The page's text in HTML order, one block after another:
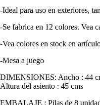
-Ideal para uso en exteriores,
-Se fabrica en 12 colores. Vea
-Vea colores en stock en
-Mesa a juego
DIMENSIONES: Ancho : 44
Altura del asiento : 45 cms
EMBALAJE : Pilas de 8